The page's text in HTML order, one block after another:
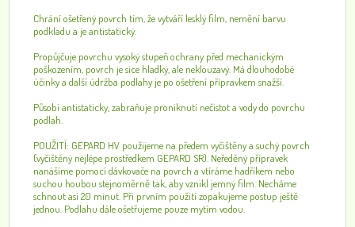
Chrání ošetřený povrch tím, že vytváří lesklý film, nemění barvu
podkladu a je antistatický.
Propůjčuje povrchu vysoký stupeň ochrany před mechanickým
poškozením, povrch je sice hladký, ale neklouzavý. Má dlouhodobé
účinky a další údržba podlahy je po ošetření přípravkem snažší.
Působí antistaticky, zabraňuje proniknutí nečistot a vody do povrchu
podlah.
POUŽITÍ: GEPARD HV použijeme na předem vyčištěny a suchý povrch
(vyčištěný nejlépe prostředkem GEPARD SR). Neředěný přípravek
nanášíme pomocí dávkovače na povrch a vtíráme hadříkem nebo
suchou houbou stejnoměrně tak, aby vznikl jemný film. Necháme
schnout asi 20 minut. Při prvním použití zopakujeme postup ještě
jednou. Podlahu dále ošetřujeme pouze mytím vodou.